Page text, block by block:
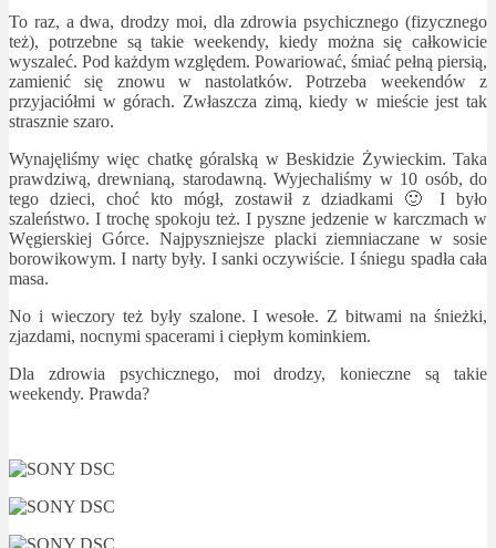
To raz, a dwa, drodzy moi, dla zdrowia psychicznego (fizycznego
też), potrzebne są takie weekendy, kiedy można się całkowicie
wyszaleć. Pod każdym względem. Powariować, śmiać pełną piersią,
zamienić się znowu w nastolatków. Potrzeba weekendów z
przyjaciółmi w górach. Zwłaszcza zimą, kiedy w mieście jest tak
strasznie szaro.
Wynajęliśmy więc chatkę góralską w Beskidzie Żywieckim. Taka
prawdziwą, drewnianą, starodawną. Wyjechaliśmy w 10 osób, do
tego dzieci, choć kto mógł, zostawił z dziadkami 🙂 I było
szaleństwo. I trochę spokoju też. I pyszne jedzenie w karczmach w
Węgierskiej Górce. Najpyszniejsze placki ziemniaczane w sosie
borowikowym. I narty były. I sanki oczywiście. I śniegu spadła cała
masa.
No i wieczory też były szalone. I wesołe. Z bitwami na śnieżki,
zjazdami, nocnymi spacerami i ciepłym kominkiem.
Dla zdrowia psychicznego, moi drodzy, konieczne są takie
weekendy. Prawda?